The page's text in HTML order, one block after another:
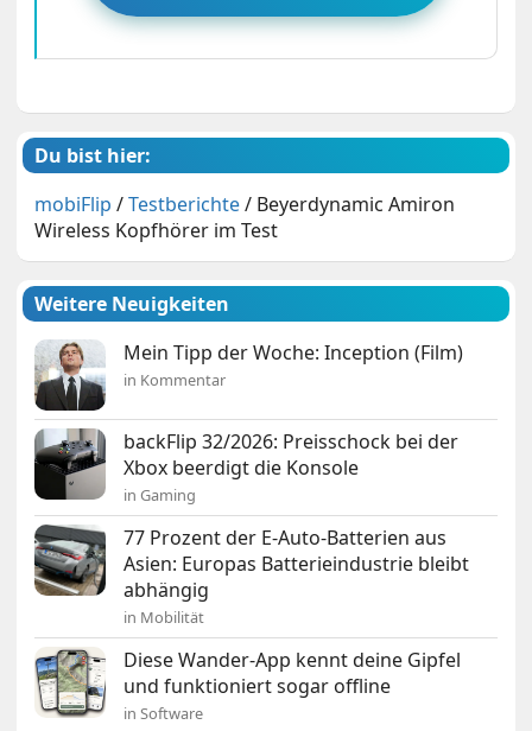
Du bist hier:
mobiFlip /Testberichte/ Beyerdynamic Amiron
Wireless Kopfhörer im Test
Weitere Neuigkeiten
Mein Tipp der Woche: Inception (Film)
in Kommentar
backFlip 32/2026: Preisschock bei der
Xbox beerdigt die Konsole
in Gaming
77 Prozent der E-Auto-Batterien aus
Asien: Europas Batterieindustrie bleibt
abhängig
in Mobilität
Diese Wander-App kennt deine Gipfel
und funktioniert sogar offline
in Software